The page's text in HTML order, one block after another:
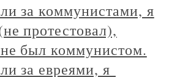
за коммунистами, я
протестовал),
был коммунистом.
за евреями, я